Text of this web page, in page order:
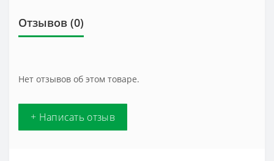
Отзывов (0)
Нет отзывов об этом товаре.
+ Написать отзыв